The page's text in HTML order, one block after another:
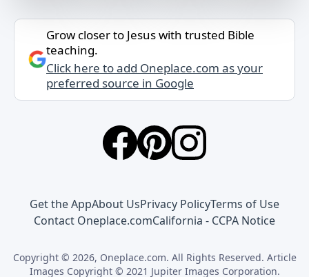
Grow closer to Jesus with trusted Bible
teaching.
Click here to add Oneplace.com as your
preferred source in Google
Get the AppAbout UsPrivacy PolicyTerms of Use
Contact Oneplace.comCalifornia - CCPA Notice
Copyright © 2026, Oneplace.com. All Rights Reserved. Article
Images Copyright © 2021 Jupiter Images Corporation.